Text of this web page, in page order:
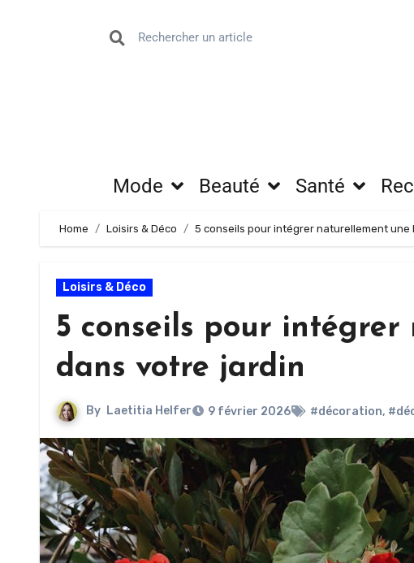
Mode Beauté Santé
Home Loisirs & Déco 5 conseils pour intégrer naturellement
Loisirs & Déco
5 conseils pour
dans votre jardin
By Laetitia Helfer 9 février 2026 #décoration,